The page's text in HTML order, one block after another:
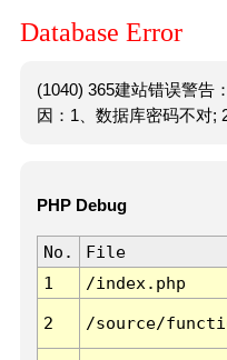
Database Error
(1040) 365建站错误警告
因：1、数据库密码不对;
PHP Debug
No. File
1
/index.php
2 /source/